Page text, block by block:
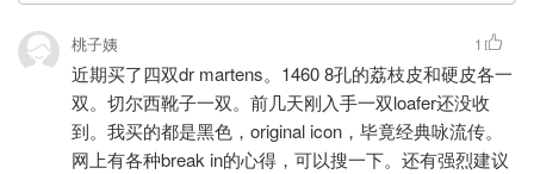
垫底的创举。马丁靴原本用于战后伤员恢复，后来被英国老
牌制鞋世家The Griggs发现，和马丁博士合作在1960年成
立了Dr.Martens这个品牌。
桃子姨
近期买了四双dr martens。1460 8孔的荔枝皮和硬皮各一
双。切尔西靴子一双。前几天刚入手一双loafer还没收
到。我买的都是黑色，original icon，毕竟经典咏流传。
网上有各种break in的心得，可以搜一下。还有强烈建议
1